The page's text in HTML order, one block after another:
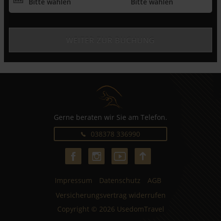
Gerne beraten wir Sie am Telefon.
038378 336990
Impressum Datenschutz
AGB
Versicherungsvertrag widerrufen
Copyright © 2026 UsedomTravel